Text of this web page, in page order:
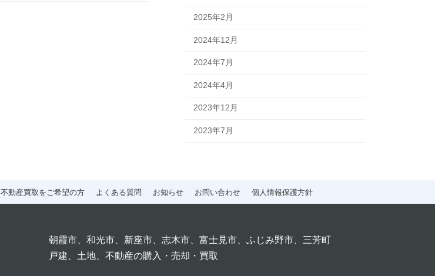
2025年2月
2024年12月
2024年7月
2024年4月
2023年12月
2023年7月
不動産買取をご希望の方 よくある質問 お知らせ お問い合わせ 個人情報保護方針
朝霞市、和光市、新座市、志木市、富士見市、ふじみ野市、三芳町
戸建、土地、不動産の購入・売却・買取